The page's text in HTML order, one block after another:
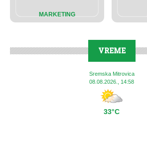
MARKETING
VREME
Sremska Mitrovica
08.08.2026., 14:58
33°C